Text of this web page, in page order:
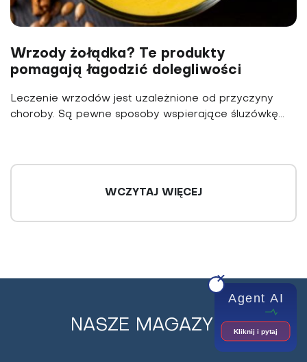
Wrzody żołądka? Te produkty
pomagają łagodzić dolegliwości
Leczenie wrzodów jest uzależnione od przyczyny
choroby. Są pewne sposoby wspierające śluzówkę...
Brzydki zapach z ust? Te zioła
WCZYTAJ WIĘCEJ
Agent AI
Kliknij i pytaj
NASZE MAGAZYNY